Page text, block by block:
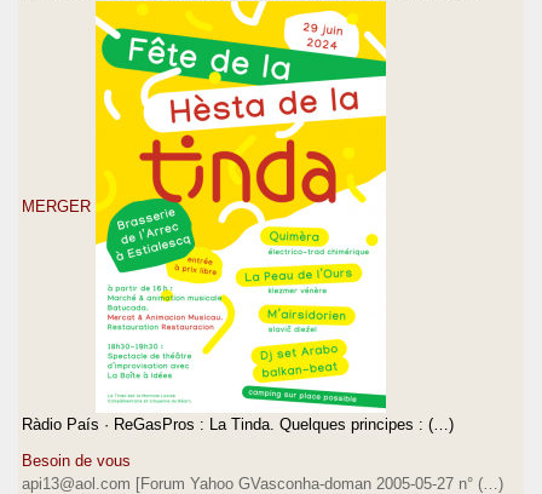
MERGER
Ràdio País · ReGasPros : La Tinda. Quelques principes : (…)
Besoin de vous
api13@aol.com [Forum Yahoo GVasconha-doman 2005-05-27 n° (…)